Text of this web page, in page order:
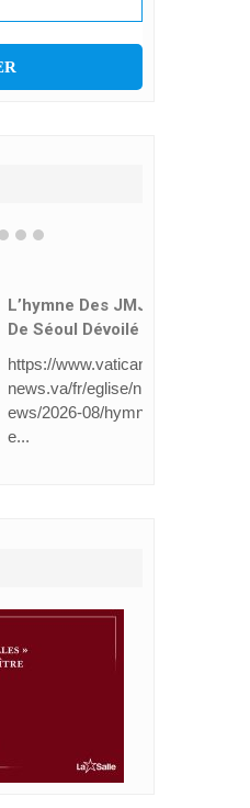
De Séoul Dévoilé
https://www.vatican
news.va/fr/eglise/n
ews/2026-08/hymn
e...